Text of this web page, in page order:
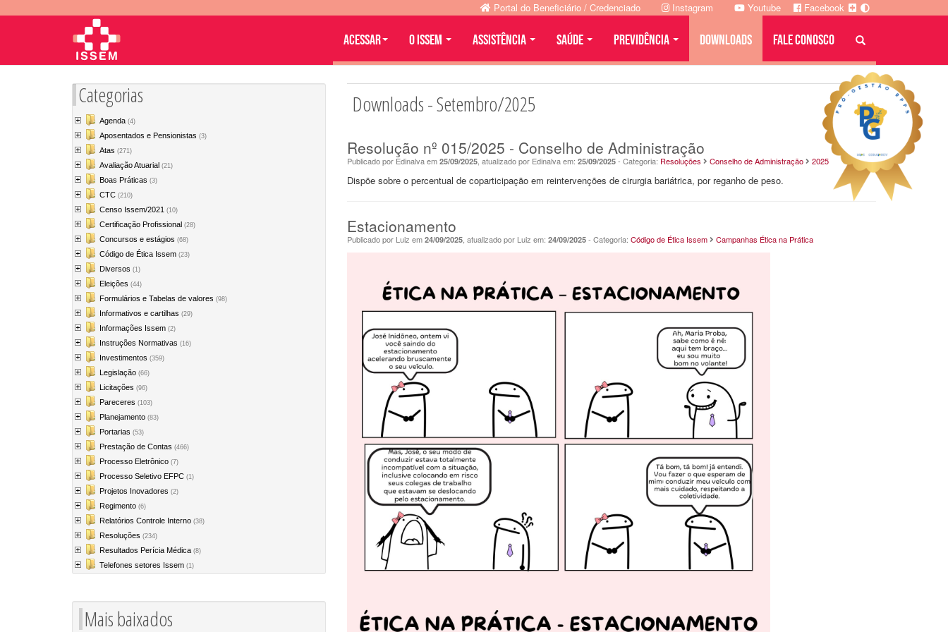
Categorias
Agenda (4)
Aposentados e Pensionistas (3)
Atas (271)
Avaliação Atuarial (21)
Boas Práticas (3)
CTC (210)
Censo Issem/2021 (10)
Certificação Profissional (28)
Concursos e estágios (68)
Código de Ética Issem (23)
Diversos (1)
Eleições (44)
Formulários e Tabelas de valores (98)
Informativos e cartilhas (29)
Informações Issem (2)
Instruções Normativas (16)
Investimentos (359)
Legislação (66)
Licitações (96)
Pareceres (103)
Planejamento (83)
Portarias (53)
Prestação de Contas (466)
Processo Eletrônico (7)
Processo Seletivo EFPC (1)
Projetos Inovadores (2)
Regimento (6)
Relatórios Controle Interno (38)
Resoluções (234)
Resultados Perícia Médica (8)
Telefones setores Issem (1)
Mais baixados
Downloads - Setembro/2025
Resolução nº 015/2025 - Conselho de Administração
Publicado por Edinalva em 25/09/2025 , atualizado por Edinalva em: 25/09/2025 - Categoria: Resoluções Conselho de Administração 2025
Dispõe sobre o percentual de coparticipação em reintervenções de cirurgia bariátrica, por reganho de peso.
Estacionamento
Publicado por Luiz em 24/09/2025 , atualizado por Luiz em: 24/09/2025 - Categoria: Código de Ética Issem Campanhas Ética na Prática
Portal do Beneficiário / Credenciado Instagram Youtube Facebook
Acessar O ISSEM ASSISTÊNCIA SAÚDE PREVIDÊNCIA DOWNLOADS FALE CONOSCO